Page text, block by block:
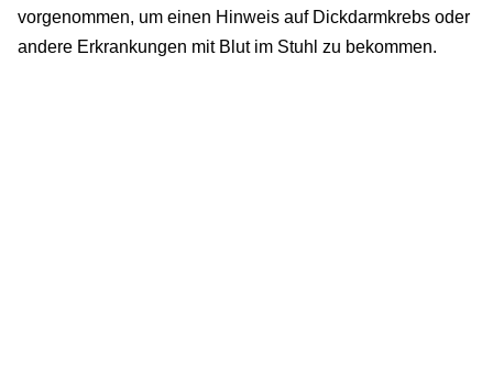
vorgenommen, um einen Hinweis auf Dickdarmkrebs oder
andere Erkrankungen mit Blut im Stuhl zu bekommen.